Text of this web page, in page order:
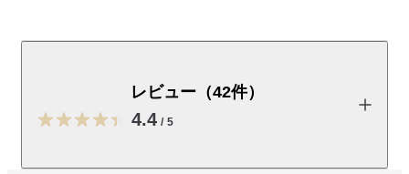
います。　※2使用環境により効果・持続は異なります。
スプレーすることで、家中のダニを丸ごと対策。無臭タイプで
レビュー（42件）
4.4 / 5